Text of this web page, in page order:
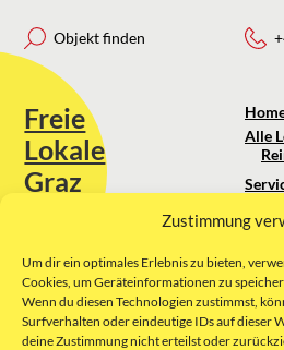
Zustimmung
Um dir ein optimales Erlebnis zu bieten,
Cookies, um Geräteinformationen zu
Wenn du diesen Technologien zustimmst,
Surfverhalten oder eindeutige IDs auf dieser
deine Zustimmung nicht erteilst oder
Objekt finden
Freie
Lokale
Graz
Sie erreichen uns unter:
kontakt@freielokale-graz.at
Website by Rubikon Werbeagentur
GmbH
Alle
Über
AGB